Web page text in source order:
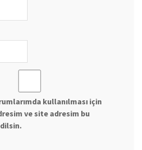
kullanılması için
ve site adresim bu